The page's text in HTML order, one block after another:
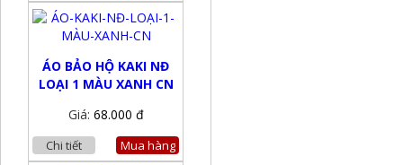
ÁO BẢO HỘ KAKI NĐ
LOẠI 1 MÀU XANH CN
Giá: 68.000 đ
Chi tiết Mua hàng